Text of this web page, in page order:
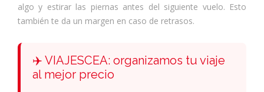
algo y estirar las piernas antes del siguiente vuelo. Esto
también te da un margen en caso de retrasos.
✈️ VIAJESCEA: organizamos tu viaje
al mejor precio